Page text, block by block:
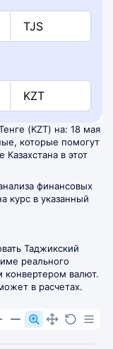
TJS
KZT
(KZT) на: 18 мая
которые помогут
в этот
финансовых
курс в указанный
Таджикский
реального
конвертером валют.
в расчетах.